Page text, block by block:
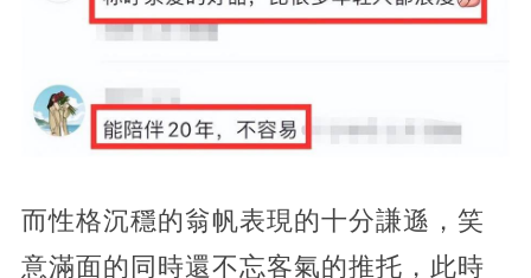
而性格沉穩的翁帆表現的十分謙遜，笑
意滿面的同時還不忘客氣的推托，此時